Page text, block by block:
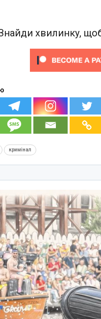
хвилинку,
кримінал